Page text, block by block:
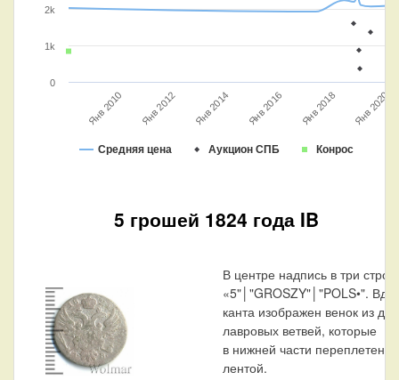
Средняя цена Аукцион СПБ Конрос
Янв 2010 Янв 2012 Янв 2014 Янв 2016 Янв 2018 Янв 2020
0
1k
2k
5 грошей 1824 года IB
В центре надпись в три
«5"│"GROSZY"│"POLS•".
канта изображен венок из
лавровых ветвей, которые
в нижней части переплетены
лентой.